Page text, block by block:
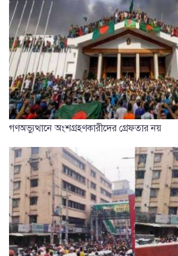
গণঅভ্যুত্থানে অংশগ্রহণকারীদের গ্রেফতার নয়